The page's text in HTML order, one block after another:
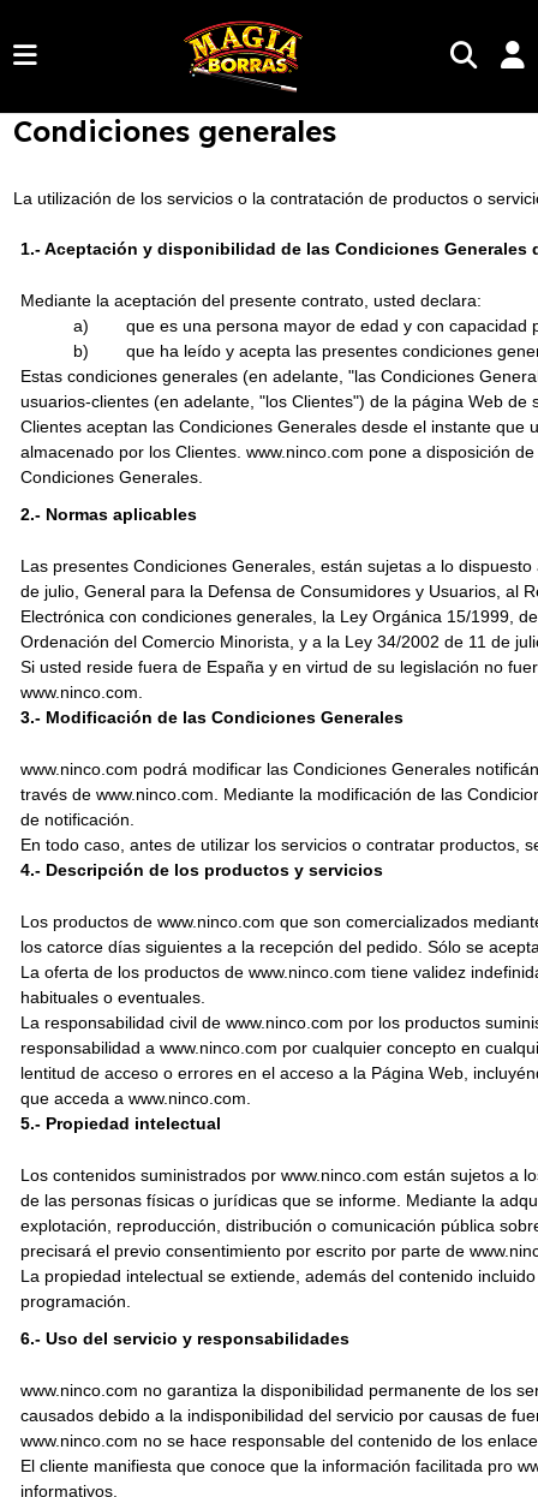
Condiciones generales
La utilización de los servicios o la contratación de productos o
1.- Aceptación y disponibilidad de las Condiciones Generales
Mediante la aceptación del presente contrato, usted declara:
a)
que es una persona mayor de edad y con capacidad
b)
que ha leído y acepta las presentes condiciones
Estas condiciones generales (en adelante, "las Condiciones
usuarios-clientes (en adelante, "los Clientes") de la página Web
Clientes aceptan las Condiciones Generales desde el instante
almacenado por los Clientes. www.ninco.com pone a disposición
Condiciones Generales.
2.- Normas aplicables
Las presentes Condiciones Generales, están sujetas a lo
de julio, General para la Defensa de Consumidores y Usuarios, al
Electrónica con condiciones generales, la Ley Orgánica 15/1999,
Ordenación del Comercio Minorista, y a la Ley 34/2002 de 11 de
Si usted reside fuera de España y en virtud de su legislación no
www.ninco.com.
3.- Modificación de las Condiciones Generales
www.ninco.com podrá modificar las Condiciones Generales
través de www.ninco.com. Mediante la modificación de las
de notificación.
En todo caso, antes de utilizar los servicios o contratar productos,
4.- Descripción de los productos y servicios
Los productos de www.ninco.com que son comercializados
los catorce días siguientes a la recepción del pedido. Sólo se
La oferta de los productos de www.ninco.com tiene validez
habituales o eventuales.
La responsabilidad civil de www.ninco.com por los productos
responsabilidad a www.ninco.com por cualquier concepto en
lentitud de acceso o errores en el acceso a la Página Web,
que acceda a www.ninco.com.
5.- Propiedad intelectual
Los contenidos suministrados por www.ninco.com están sujetos a
de las personas físicas o jurídicas que se informe. Mediante la
explotación, reproducción, distribución o comunicación pública
precisará el previo consentimiento por escrito por parte de
La propiedad intelectual se extiende, además del contenido
programación.
6.- Uso del servicio y responsabilidades
www.ninco.com no garantiza la disponibilidad permanente de los
causados debido a la indisponibilidad del servicio por causas de
www.ninco.com no se hace responsable del contenido de los
El cliente manifiesta que conoce que la información facilitada pro
informativos.